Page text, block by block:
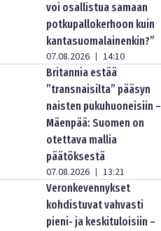
voi osallistua samaan
potkupallokerhoon kuin
kantasuomalainenkin?”
07.08.2026 | 14:10
Britannia estää
”transnaisilta” pääsyn
naisten pukuhuoneisiin –
Mäenpää: Suomen on
otettava mallia
päätöksestä
07.08.2026 | 13:21
Veronkevennykset
kohdistuvat vahvasti
pieni- ja keskituloisiin –